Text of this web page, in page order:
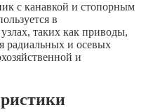
с канавкой и стопорным
в
таких как приводы,
радиальных и осевых
и